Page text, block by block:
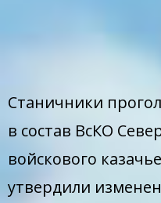
Станичники
в состав ВсКО
войскового
утвердили